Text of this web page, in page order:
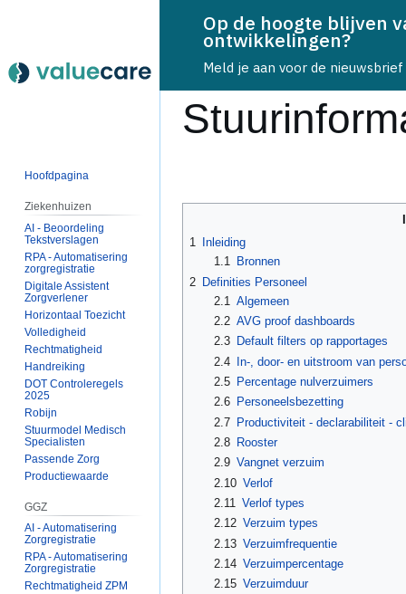
1
Inleiding
1.1
Bronnen
2 Definities Personeel
2.1
Algemeen
2.2 AVG proof dashboards
2.3
Default filters op rapportages
2.4
In-, door- en uitstroom van
2.5
Percentage nulverzuimers
2.6
Personeelsbezetting
2.7 Productiviteit - declarabiliteit -
2.8
Rooster
2.9 Vangnet verzuim
2.10 Verlof
2.11 Verlof types
2.12 Verzuim types
2.13 Verzuimfrequentie
2.14 Verzuimpercentage
2.15 Verzuimduur
Op de hoogte blijven
ontwikkelingen?
Meld je aan voor de nieuwsbrief
Hoofdpagina
Ziekenhuizen
AI - Beoordeling
Tekstverslagen
RPA - Automatisering
zorgregistratie
Digitale Assistent
Zorgverlener
Horizontaal Toezicht
Volledigheid
Rechtmatigheid
Handreiking
DOT Controleregels
2025
Robijn
Stuurmodel Medisch
Specialisten
Passende Zorg
Productiewaarde
GGZ
AI - Automatisering
Zorgregistratie
RPA - Automatisering
Zorgregistratie
Rechtmatigheid ZPM